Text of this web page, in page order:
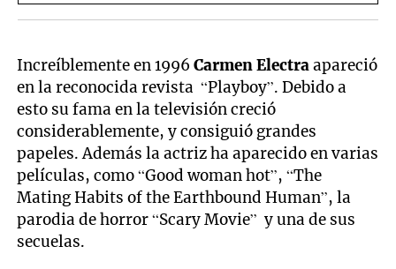
Increíblemente en 1996Carmen Electraapareció
en la reconocida revista “Playboy”. Debido a
esto su fama en la televisión creció
considerablemente, y consiguió grandes
papeles. Además la actriz ha aparecido en varias
películas, como “Good woman hot”, “The
Mating Habits of the Earthbound Human”, la
parodia de horror “Scary Movie” y una de sus
secuelas.